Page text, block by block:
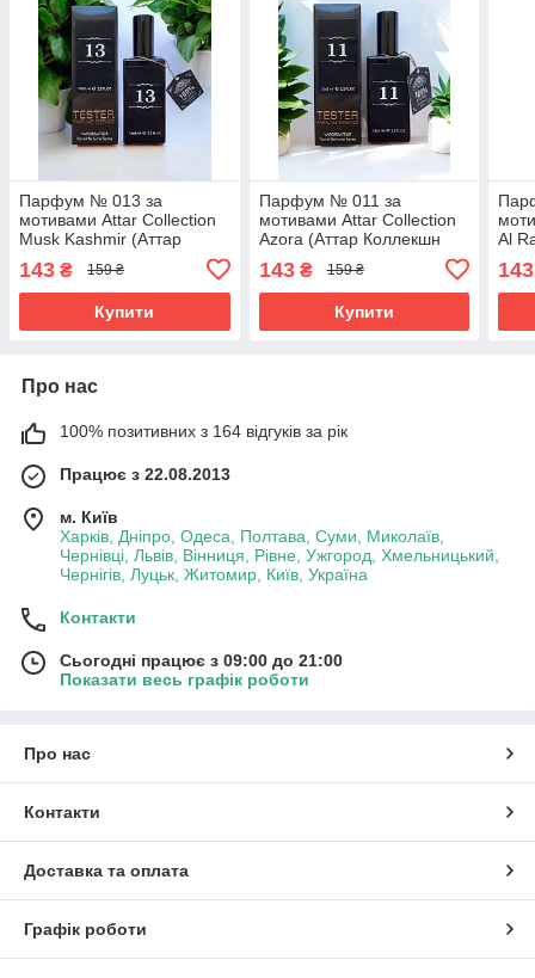
Парфум № 013 за
мотивами Attar Collection
Musk Kashmir (Аттар
Коллекшн Муск Кашмир)
65 мл
143 ₴ 159 ₴
Купити
Парфум № 011 за
мотивами Attar Collection
Azora (Аттар Коллекшн
143₴ 159 ₴
Купити
Al
мл
143
Про нас
100% позитивних з 164 відгуків за рік
Працює з 22.08.2013
м. Київ
Харків, Дніпро, Одеса, Полтава, Суми, Миколаїв,
Чернівці, Львів, Вінниця, Рівне, Ужгород, Хмельницький,
Чернігів, Луцьк, Житомир, Київ, Україна
Контакти
Сьогодні працює з 09:00 до 21:00
Показати весь графік роботи
Про нас
Контакти
Доставка та оплата
Графік роботи